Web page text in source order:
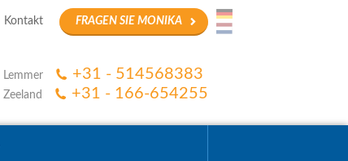
FRAGEN SIE MONIKA
Kontakt
Lemmer +31 - 514568383
Zeeland +31 - 166-654255